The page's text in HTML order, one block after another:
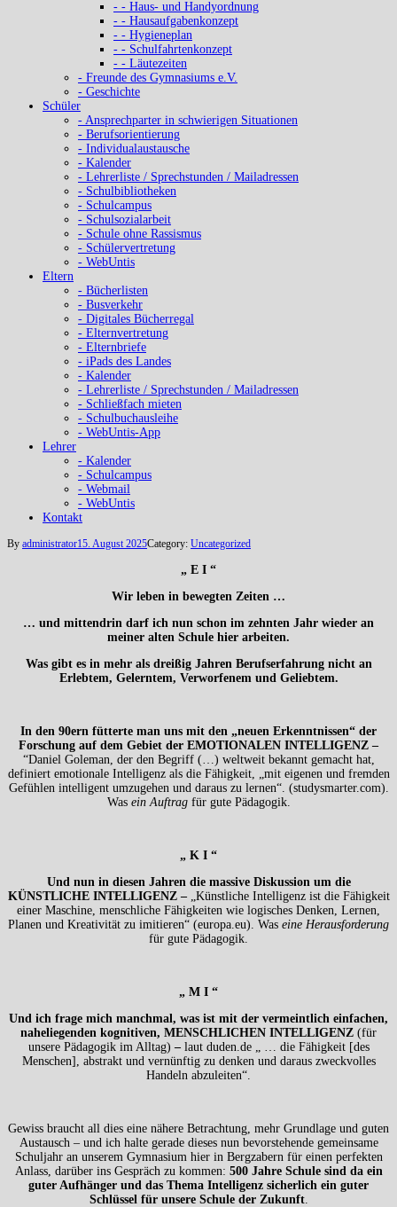
- - Haus- und Handyordnung
- - Hausaufgabenkonzept
- - Hygieneplan
- - Schulfahrtenkonzept
- - Läutezeiten
- Freunde des Gymnasiums e.V.
- Geschichte
Schüler
- Ansprechparter in schwierigen Situationen
- Berufsorientierung
- Individualaustausche
- Kalender
- Lehrerliste / Sprechstunden / Mailadressen
- Schulbibliotheken
- Schulcampus
- Schulsozialarbeit
- Schule ohne Rassismus
- Schülervertretung
- WebUntis
Eltern
- Bücherlisten
- Busverkehr
- Digitales Bücherregal
- Elternvertretung
- Elternbriefe
- iPads des Landes
- Kalender
- Lehrerliste / Sprechstunden / Mailadressen
- Schließfach mieten
- Schulbuchausleihe
- WebUntis-App
Lehrer
- Kalender
- Schulcampus
- Webmail
- WebUntis
Kontakt
By administrator15. August 2025Category: Uncategorized
„ E I “
Wir leben in bewegten Zeiten …
… und mittendrin darf ich nun schon im zehnten Jahr wieder an
meiner alten Schule hier arbeiten.
Was gibt es in mehr als dreißig Jahren Berufserfahrung nicht an
Erlebtem, Gelerntem, Verworfenem und Geliebtem.
In den 90ern fütterte man uns mit den „neuen Erkenntnissen“ der
Forschung auf dem Gebiet der EMOTIONALEN INTELLIGENZ –
“Daniel Goleman, der den Begriff (…) weltweit bekannt gemacht hat,
definiert emotionale Intelligenz als die Fähigkeit, „mit eigenen und fremden
Gefühlen intelligent umzugehen und daraus zu lernen“. (studysmarter.com).
Was ein Auftragfür gute Pädagogik.
„ K I “
Und nun in diesen Jahren die massive Diskussion um die
KÜNSTLICHE INTELLIGENZ –„Künstliche Intelligenz ist die Fähigkeit
einer Maschine, menschliche Fähigkeiten wie logisches Denken, Lernen,
Planen und Kreativität zu imitieren“ (europa.eu). Was eine Herausforderung
für gute Pädagogik.
„ M I “
Und ich frage mich manchmal, was ist mit der vermeintlich einfachen,
naheliegenden kognitiven, MENSCHLICHEN INTELLIGENZ (für
unsere Pädagogik im Alltag) – laut duden.de „ … die Fähigkeit [des
Menschen], abstrakt und vernünftig zu denken und daraus zweckvolles
Handeln abzuleiten“.
Gewiss braucht all dies eine nähere Betrachtung, mehr Grundlage und guten
Austausch – und ich halte gerade dieses nun bevorstehende gemeinsame
Schuljahr an unserem Gymnasium hier in Bergzabern für einen perfekten
Anlass, darüber ins Gespräch zu kommen: 500 Jahre Schule sind da ein
guter Aufhänger und das Thema Intelligenz sicherlich ein guter
Schlüssel für unsere Schule der Zukunft.